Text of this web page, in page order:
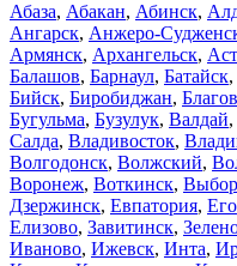
Абаза, Абакан, Абинск,
Ангарск, Анжеро-
Армянск, Архангельск,
Балашов, Барнаул, Батайск,
Бийск, Биробиджан,
Бугульма, Бузулук, Валдай,
Салда, Владивосток,
Волгодонск, Волжский,
Воронеж, Воткинск,
Дзержинск, Евпатория,
Елизово, Завитинск,
Иваново, Ижевск, Инта,